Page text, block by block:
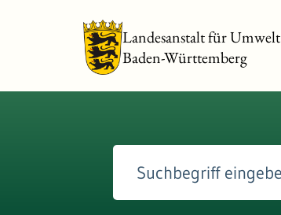
Landesanstalt für Umwelt
Baden-Württemberg